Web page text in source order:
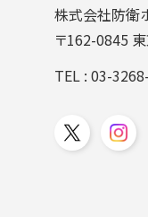
株式会社防衛
〒162-0845
TEL :03-